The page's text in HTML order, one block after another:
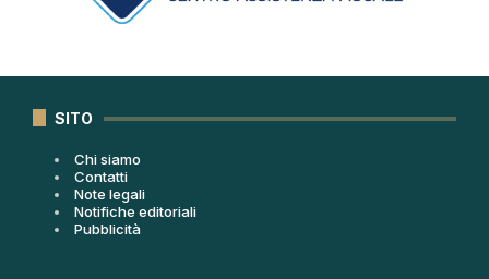
SITO
Chi siamo
Contatti
Note legali
Notifiche editoriali
Pubblicità